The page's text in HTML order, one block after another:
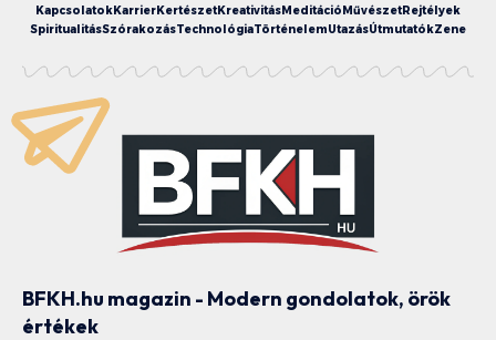
KapcsolatokKarrierKertészetKreativitásMeditációMűvészetRejtélyek
SpiritualitásSzórakozásTechnológiaTörténelemUtazásÚtmutatókZene
BFKH.hu magazin - Modern gondolatok, örök
értékek